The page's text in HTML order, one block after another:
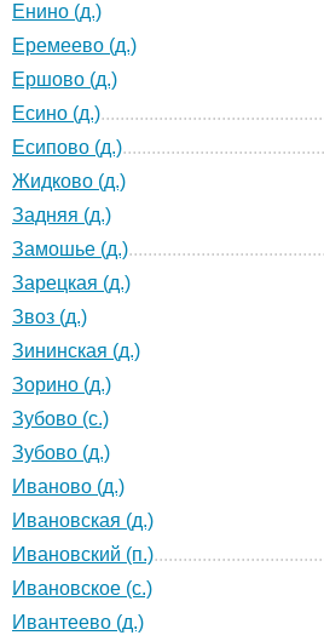
Енино (д.)
Еремеево (д.)
Ершово (д.)
Есино (д.)
Есипово (д.)
Жидково (д.)
Задняя (д.)
Замошье (д.)
Зарецкая (д.)
Звоз (д.)
Зининская (д.)
Зорино (д.)
Зубово (с.)
Зубово (д.)
Иваново (д.)
Ивановская (д.)
Ивановский (п.)
Ивановское (с.)
Ивантеево (д.)